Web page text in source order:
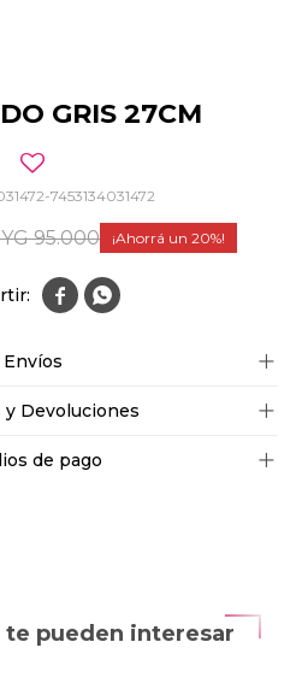
GRIS 27CM
7453134031472
95.000 20
 
Envíos
y Devoluciones
de pago
pueden interesar